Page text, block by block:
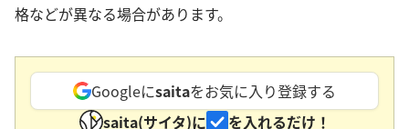
格などが異なる場合があります。
Googleにsaitaをお気に入り登録する
saita(サイタ)に
を入れるだけ！